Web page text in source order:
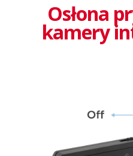
Osłona
kamery